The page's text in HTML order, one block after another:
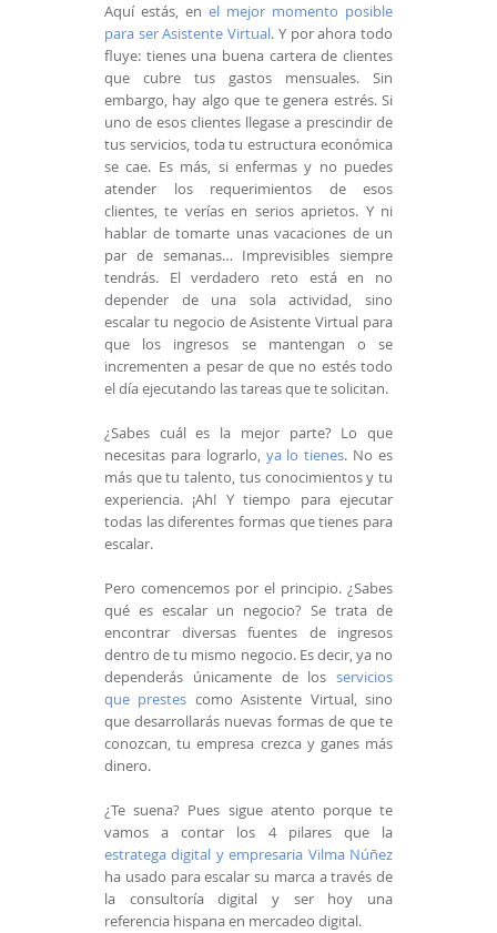
Aquí estás, en el mejor momento posible
para ser Asistente Virtual. Y por ahora todo
fluye: tienes una buena cartera de clientes
que cubre tus gastos mensuales. Sin
embargo, hay algo que te genera estrés. Si
uno de esos clientes llegase a prescindir de
tus servicios, toda tu estructura económica
se cae. Es más, si enfermas y no puedes
atender los requerimientos de esos
clientes, te verías en serios aprietos. Y ni
hablar de tomarte unas vacaciones de un
par de semanas… Imprevisibles siempre
tendrás. El verdadero reto está en no
depender de una sola actividad, sino
escalar tu negocio de Asistente Virtual para
que los ingresos se mantengan o se
incrementen a pesar de que no estés todo
el día ejecutando las tareas que te solicitan.
¿Sabes cuál es la mejor parte? Lo que
necesitas para lograrlo, ya lo tienes. No es
más que tu talento, tus conocimientos y tu
experiencia. ¡Ah! Y tiempo para ejecutar
todas las diferentes formas que tienes para
escalar.
Pero comencemos por el principio. ¿Sabes
qué es escalar un negocio? Se trata de
encontrar diversas fuentes de ingresos
dentro de tu mismo negocio. Es decir, ya no
dependerás únicamente de los servicios
que prestes como Asistente Virtual, sino
que desarrollarás nuevas formas de que te
conozcan, tu empresa crezca y ganes más
dinero.
¿Te suena? Pues sigue atento porque te
vamos a contar los 4 pilares que la
estratega digital y empresaria Vilma Núñez
ha usado para escalar su marca a través de
la consultoría digital y ser hoy una
referencia hispana en mercadeo digital.